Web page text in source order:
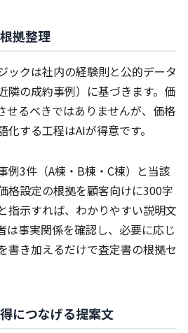
拠整理
ックは社内の経験則と公的データ
隣の成約事例）に基づきます。価
せるべきではありませんが、価格
する工程はAIが得意です。
例3件（A棟・B棟・C棟）と当該
格設定の根拠を顧客向けに300字
指示すれば、わかりやすい説明文
は事実関係を確認し、必要に応じ
書き加えるだけで査定書の根拠セ
につなげる提案文